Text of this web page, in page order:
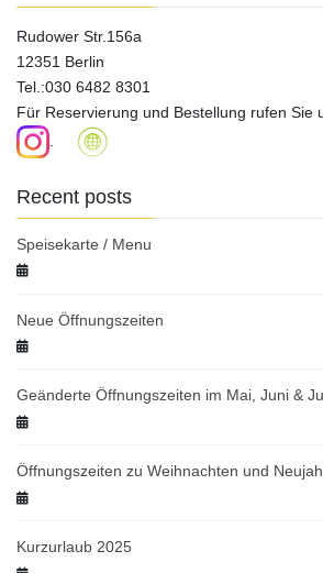
Rudower Str.156a
12351 Berlin
Tel.:030 6482 8301
Für Reservierung und Bestellung rufen Sie
Recent posts
Speisekarte / Menu
Neue Öffnungszeiten
Geänderte Öffnungszeiten im Mai, Juni &
Öffnungszeiten zu Weihnachten und
Kurzurlaub 2025